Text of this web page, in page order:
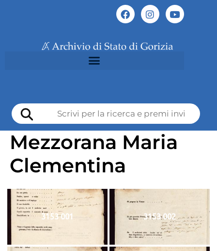
Mezzorana Maria
Clementina
3153 001 3153 002